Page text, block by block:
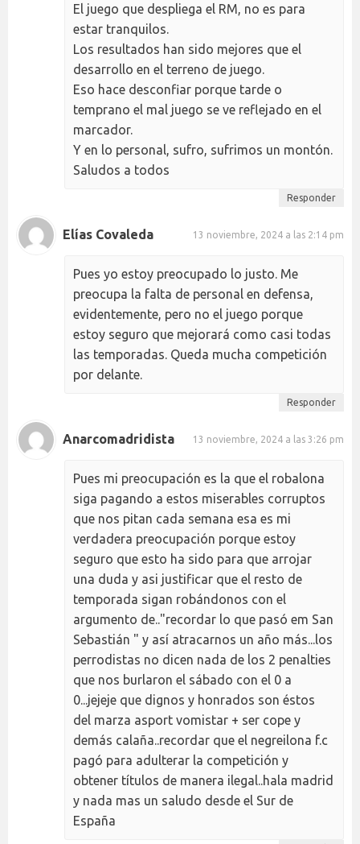
El juego que despliega el RM, no es para
estar tranquilos.
Los resultados han sido mejores que el
desarrollo en el terreno de juego.
Eso hace desconfiar porque tarde o
temprano el mal juego se ve reflejado en el
marcador.
Y en lo personal, sufro, sufrimos un montón.
Saludos a todos
Responder
Elías Covaleda 13 noviembre, 2024 a las 2:14 pm
Pues yo estoy preocupado lo justo. Me
preocupa la falta de personal en defensa,
evidentemente, pero no el juego porque
estoy seguro que mejorará como casi todas
las temporadas. Queda mucha competición
por delante.
Responder
Anarcomadridista 13 noviembre, 2024 a las 3:26 pm
Pues mi preocupación es la que el robalona
siga pagando a estos miserables corruptos
que nos pitan cada semana esa es mi
verdadera preocupación porque estoy
seguro que esto ha sido para que arrojar
una duda y asi justificar que el resto de
temporada sigan robándonos con el
argumento de.."recordar lo que pasó em San
Sebastián " y así atracarnos un año más...los
perrodistas no dicen nada de los 2 penalties
que nos burlaron el sábado con el 0 a
0...jejeje que dignos y honrados son éstos
del marza asport vomistar + ser cope y
demás calaña..recordar que el negreilona f.c
pagó para adulterar la competición y
obtener títulos de manera ilegal..hala madrid
y nada mas un saludo desde el Sur de
España